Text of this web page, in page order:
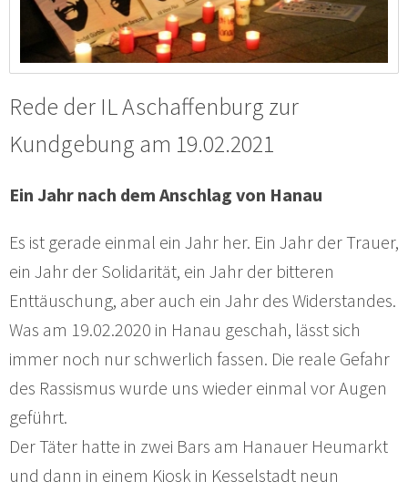
Rede der IL Aschaffenburg zur
Kundgebung am 19.02.2021
Ein Jahr nach dem Anschlag von Hanau
Es ist gerade einmal ein Jahr her. Ein Jahr der Trauer,
ein Jahr der Solidarität, ein Jahr der bitteren
Enttäuschung, aber auch ein Jahr des Widerstandes.
Was am 19.02.2020 in Hanau geschah, lässt sich
immer noch nur schwerlich fassen. Die reale Gefahr
des Rassismus wurde uns wieder einmal vor Augen
geführt.
Der Täter hatte in zwei Bars am Hanauer Heumarkt
und dann in einem Kiosk in Kesselstadt neun